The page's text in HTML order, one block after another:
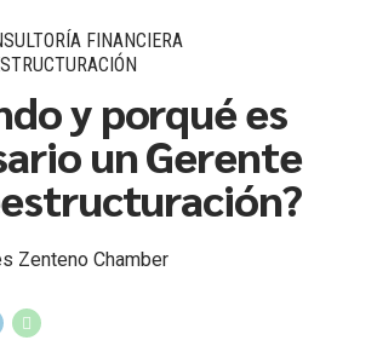
FINANCIERA
y porqué es
un Gerente
Zenteno Chamber